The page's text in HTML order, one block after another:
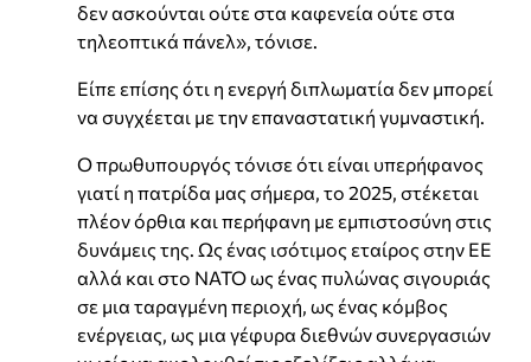
δεν ασκούνται ούτε στα καφενεία ούτε στα
τηλεοπτικά πάνελ», τόνισε.
Είπε επίσης ότι η ενεργή διπλωματία δεν μπορεί
να συγχέεται με την επαναστατική γυμναστική.
Ο πρωθυπουργός τόνισε ότι είναι υπερήφανος
γιατί η πατρίδα μας σήμερα, το 2025, στέκεται
πλέον όρθια και περήφανη με εμπιστοσύνη στις
δυνάμεις της. Ως ένας ισότιμος εταίρος στην ΕΕ
αλλά και στο ΝΑΤΟ ως ένας πυλώνας σιγουριάς
σε μια ταραγμένη περιοχή, ως ένας κόμβος
ενέργειας, ως μια γέφυρα διεθνών συνεργασιών